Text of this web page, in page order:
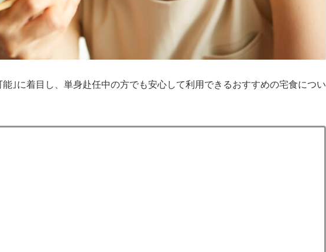
｣に着目し、単身赴任中の方でも安心して利用できるおすすめの宅食につい